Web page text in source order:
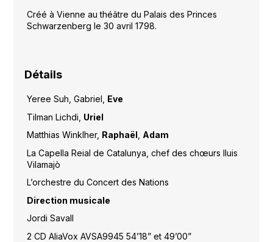
Créé à Vienne au théâtre du Palais des Princes
Schwarzenberg le 30 avril 1798.
Détails
Yeree Suh, Gabriel, Eve
Tilman Lichdi, Uriel
Matthias Winklher, Raphaël Adam
La Capella Reial de Catalunya, chef des chœurs lluis
Vilamajò
L’orchestre du Concert des Nations
Direction musicale
Jordi Savall
2 CD AliaVox AVSA9945 54’18” et 49’00”